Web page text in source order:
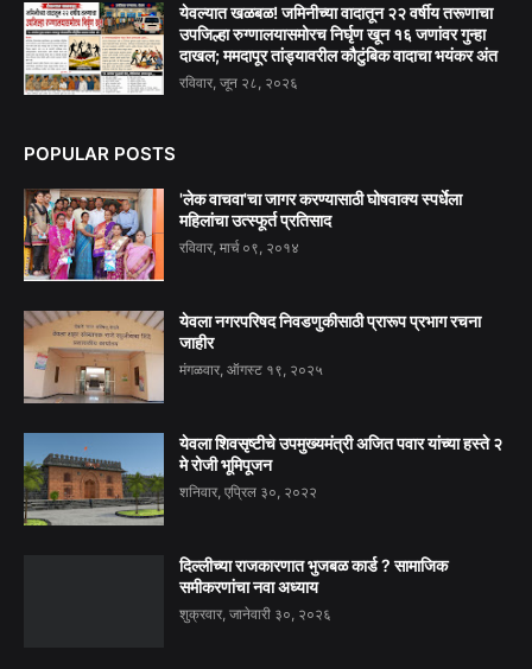
येवल्यात खळबळ! जमिनीच्या वादातून २२ वर्षीय तरूणाचा
उपजिल्हा रुग्णालयासमोरच निर्घृण खून १६ जणांवर गुन्हा
दाखल; ममदापूर तांड्यावरील कौटुंबिक वादाचा भयंकर अंत
रविवार, जून २८, २०२६
POPULAR POSTS
'लेक वाचवा'चा जागर करण्यासाठी घोषवाक्य स्पर्धेला
महिलांचा उत्स्फूर्त प्रतिसाद
रविवार, मार्च ०९, २०१४
येवला नगरपरिषद निवडणुकीसाठी प्रारूप प्रभाग रचना
जाहीर
मंगळवार, ऑगस्ट १९, २०२५
येवला शिवसृष्टीचे उपमुख्यमंत्री अजित पवार यांच्या हस्ते २
मे रोजी भूमिपूजन
शनिवार, एप्रिल ३०, २०२२
दिल्लीच्या राजकारणात भुजबळ कार्ड ? सामाजिक
समीकरणांचा नवा अध्याय
शुक्रवार, जानेवारी ३०, २०२६